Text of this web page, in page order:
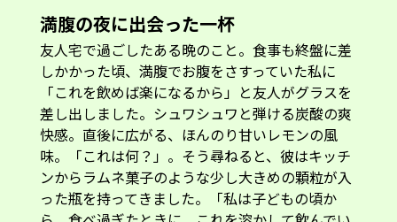
満腹の夜に出会った一杯
友人宅で過ごしたある晩のこと。食事も終盤に差
しかかった頃、満腹でお腹をさすっていた私に
「これを飲めば楽になるから」と友人がグラスを
差し出しました。シュワシュワと弾ける炭酸の爽
快感。直後に広がる、ほんのり甘いレモンの風
味。「これは何？」。そう尋ねると、彼はキッチ
ンからラムネ菓子のような少し大きめの顆粒が入
った瓶を持ってきました。「私は子どもの頃か